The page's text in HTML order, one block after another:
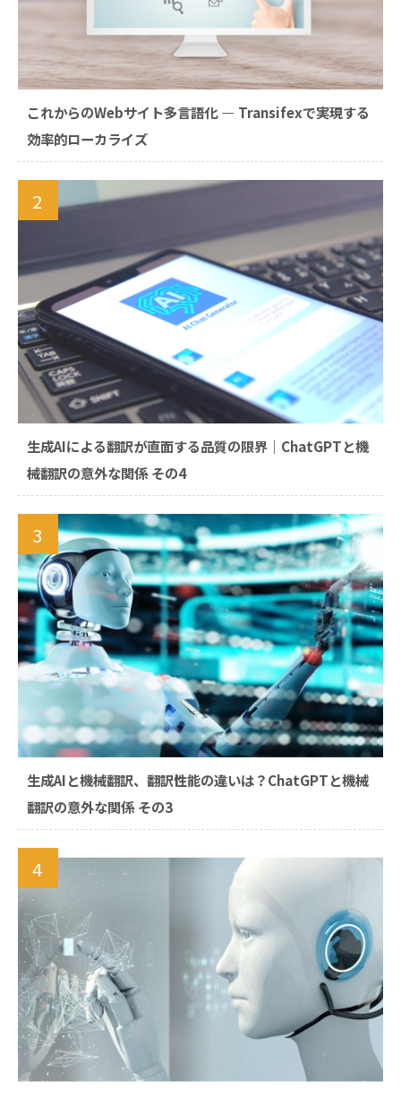
これからのWebサイト多言語化 ― Transifexで実現する
効率的ローカライズ
2
生成AIによる翻訳が直面する品質の限界｜ChatGPTと機
械翻訳の意外な関係 その4
3
生成AIと機械翻訳、翻訳性能の違いは？ChatGPTと機械
翻訳の意外な関係 その3
4